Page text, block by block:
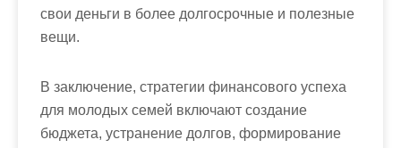
свои деньги в более долгосрочные и полезные
вещи.
В заключение, стратегии финансового успеха
для молодых семей включают создание
бюджета, устранение долгов, формирование